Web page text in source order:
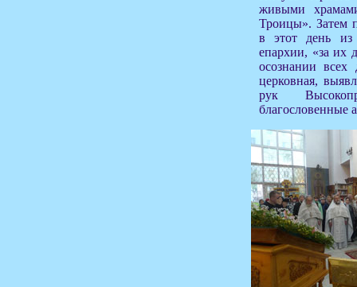
живыми
Троицы». Затем
в этот день из
епархии, «за их
осознании
церковная,
рук
благословенные